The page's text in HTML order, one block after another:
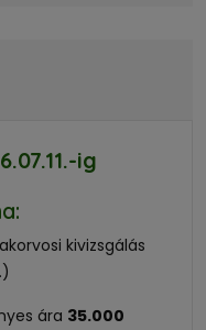
-ig
kivizsgálás
ára 35.000